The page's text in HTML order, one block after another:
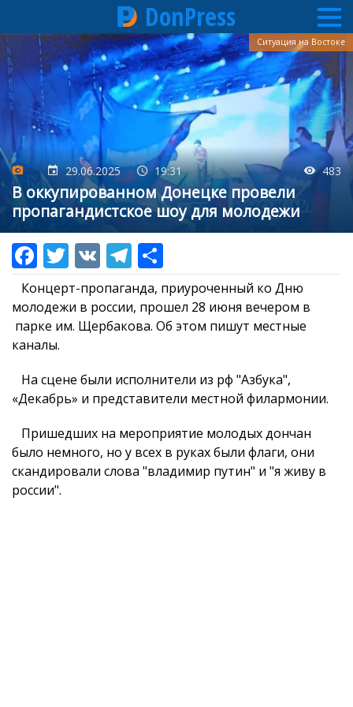
Перейти
к
основному
содержанию
DonPress
29.06.2025 19:31 483
В оккупированном Донецке провели
пропагандистское шоу для молодежи
Ситуация на Востоке
Концерт-пропаганда, приуроченный ко Дню
молодежи в россии, прошел 28 июня вечером в
парке им. Щербакова. Об этом пишут местные
каналы.
На сцене были исполнители из рф "Азбука",
«Декабрь» и представители местной филармонии.
Пришедших на мероприятие молодых дончан
было немного, но у всех в руках были флаги, они
скандировали слова "владимир путин" и "я живу в
россии".